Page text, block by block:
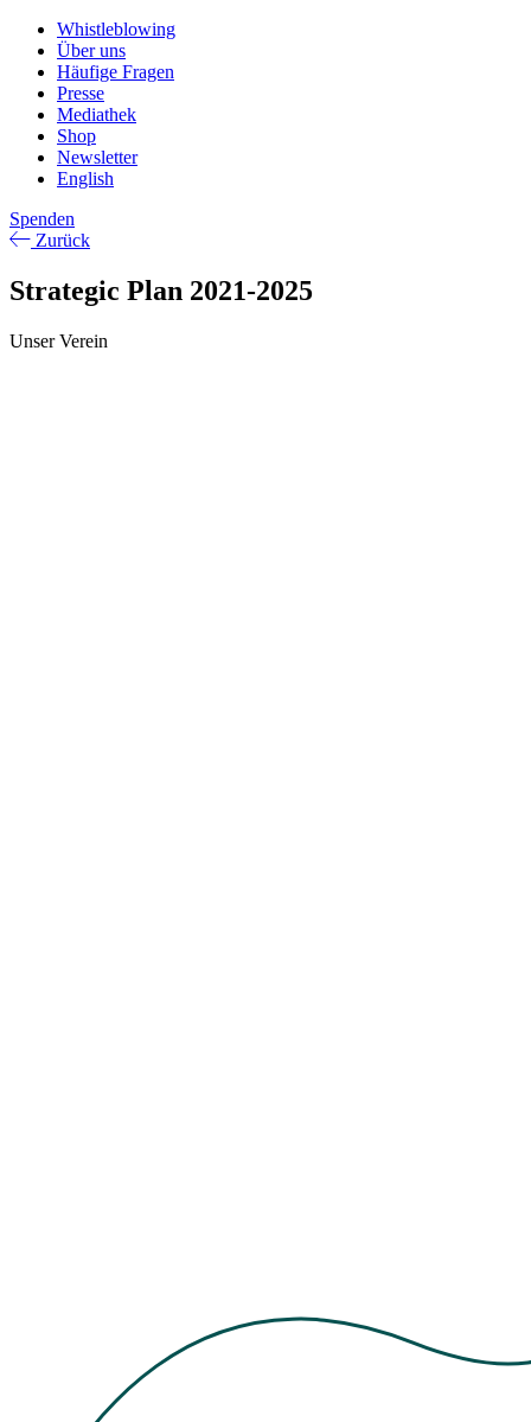
Whistleblowing
Über uns
Häufige Fragen
Presse
Mediathek
Shop
Newsletter
English
Spenden
Zurück
Strategic Plan 2021-2025
Unser Verein